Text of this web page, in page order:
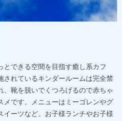
できる空間を目指す癒し系カフ
されているキンダールームは完全禁
、靴を脱いでくつろげるので赤ちゃ
メです。メニューはミーゴレンやグ
イーツなど。お子様ランチやお子様